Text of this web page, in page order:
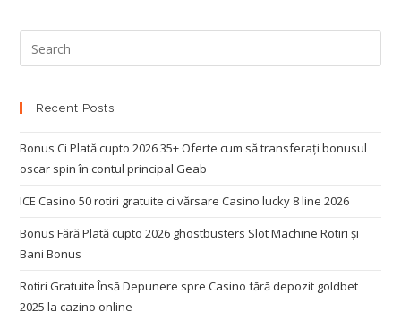
Recent Posts
Bonus Ci Plată cupto 2026 35+ Oferte cum să transferați bonusul
oscar spin în contul principal Geab
ICE Casino 50 rotiri gratuite ci vărsare Casino lucky 8 line 2026
Bonus Fără Plată cupto 2026 ghostbusters Slot Machine Rotiri și
Bani Bonus
Rotiri Gratuite Însă Depunere spre Casino fără depozit goldbet
2025 la cazino online